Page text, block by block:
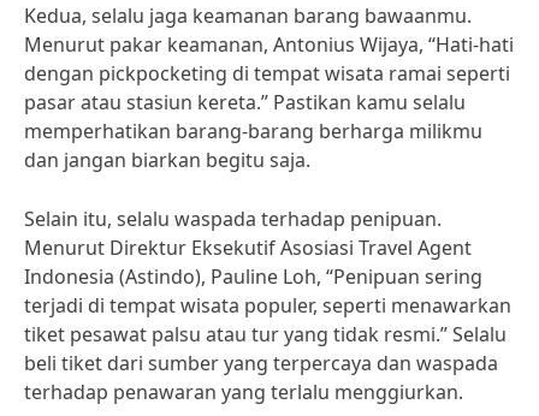
Kedua, selalu jaga keamanan barang bawaanmu.
Menurut pakar keamanan, Antonius Wijaya, “Hati-hati
dengan pickpocketing di tempat wisata ramai seperti
pasar atau stasiun kereta.” Pastikan kamu selalu
memperhatikan barang-barang berharga milikmu
dan jangan biarkan begitu saja.
Selain itu, selalu waspada terhadap penipuan.
Menurut Direktur Eksekutif Asosiasi Travel Agent
Indonesia (Astindo), Pauline Loh, “Penipuan sering
terjadi di tempat wisata populer, seperti menawarkan
tiket pesawat palsu atau tur yang tidak resmi.” Selalu
beli tiket dari sumber yang terpercaya dan waspada
terhadap penawaran yang terlalu menggiurkan.